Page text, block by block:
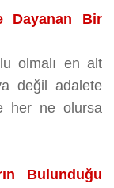
Dayanan Bir
olmalı en alt
değil adalete
her ne olursa
Bulunduğu